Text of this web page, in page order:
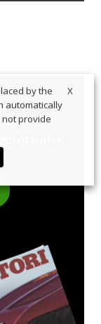
nostra
X
by the
automatically
provide